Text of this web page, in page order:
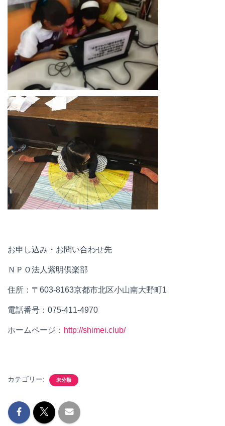
お申し込み・お問い合わせ先
ＮＰＯ法人紫明倶楽部
住所：〒603-8163京都市北区小山南大野町1
電話番号：075-411-4970
ホームページ： http://shimei.club/
カテゴリー: 未分類